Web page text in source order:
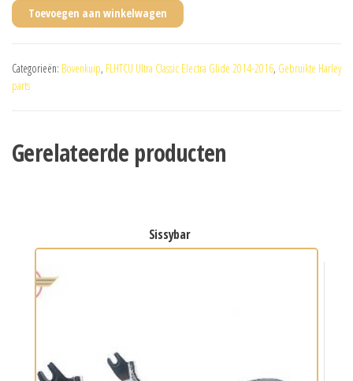
Toevoegen aan winkelwagen
Categorieën: Bovenkuip, FLHTCU Ultra Classic Electra Glide 2014-2016, Gebruikte Harley
parts
Gerelateerde producten
sissybar